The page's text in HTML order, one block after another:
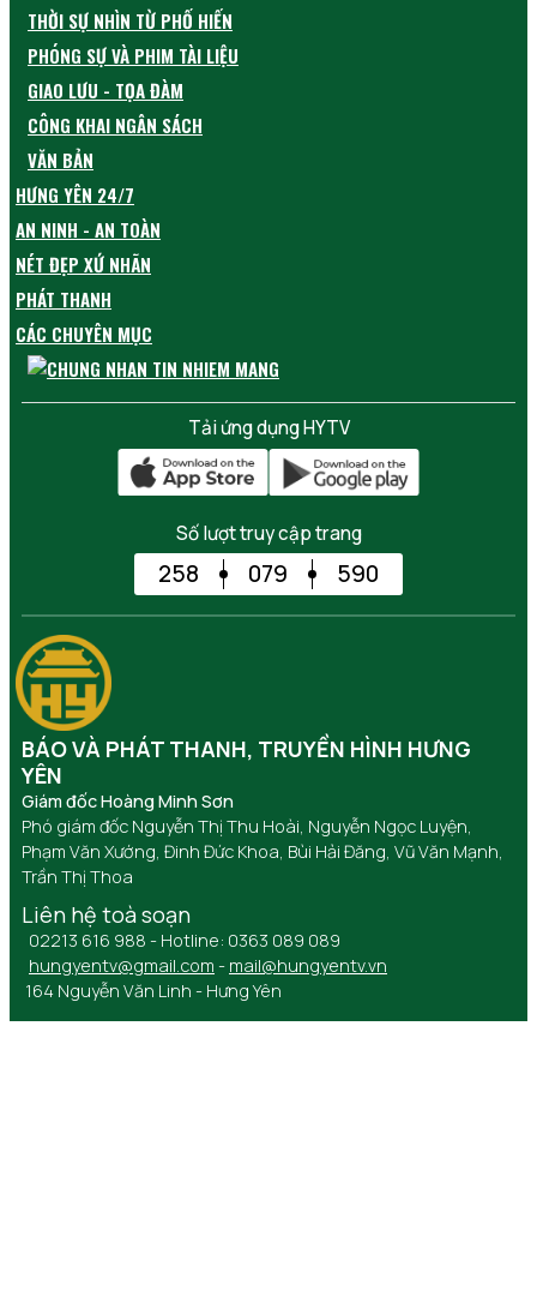
THỜI SỰ NHÌN TỪ PHỐ HIẾN
PHÓNG SỰ VÀ PHIM TÀI LIỆU
GIAO LƯU - TỌA ĐÀM
CÔNG KHAI NGÂN SÁCH
VĂN BẢN
HƯNG YÊN 24/7
AN NINH - AN TOÀN
NÉT ĐẸP XỨ NHÃN
PHÁT THANH
CÁC CHUYÊN MỤC
Tải ứng dụng HYTV
Số lượt truy cập trang
258 079 590
BÁO VÀ PHÁT THANH, TRUYỀN HÌNH HƯNG
YÊN
Giám đốc Hoàng Minh Sơn
Phó giám đốc Nguyễn Thị Thu Hoài, Nguyễn Ngọc Luyện,
Phạm Văn Xướng, Đinh Đức Khoa, Bùi Hải Đăng, Vũ Văn Mạnh,
Trần Thị Thoa
Liên hệ toà soạn
02213 616 988 - Hotline: 0363 089 089
hungyentv@gmail.com - mail@hungyentv.vn
164 Nguyễn Văn Linh - Hưng Yên